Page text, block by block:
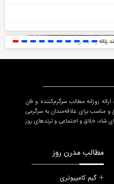
مجلسی
در حوزه ارائه روزانه مطالب سرگرم‌کننده و فان
مناسب برای علاقه‌مندان به سرگرمی
شاد، خلاق و اجتماعی و ترندهای روز
مطالب مدرن روز
گیم کامپیوتری